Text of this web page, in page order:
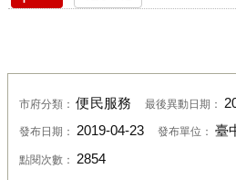
市府分類：便民服務 最後異動日期：
發布日期： 2019-04-23 發布單位： 臺
點閱次數： 2854